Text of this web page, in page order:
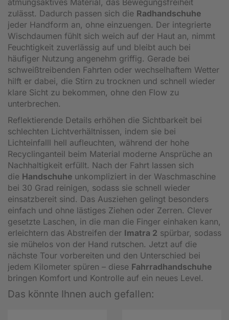
zulässt. Dadurch passen sich die Radhandschuhe
jeder Handform an, ohne einzuengen. Der integrierte
Wischdaumen fühlt sich weich auf der Haut an, nimmt
Feuchtigkeit zuverlässig auf und bleibt auch bei
häufiger Nutzung angenehm griffig. Gerade bei
schweißtreibenden Fahrten oder wechselhaftem Wetter
hilft er dabei, die Stirn zu trocknen und schnell wieder
klare Sicht zu bekommen, ohne den Flow zu
unterbrechen.
Reflektierende Details erhöhen die Sichtbarkeit bei
schlechten Lichtverhältnissen, indem sie bei
Lichteinfalll hell aufleuchten, während der hohe
Recyclinganteil beim Material moderne Ansprüche an
Nachhaltigkeit erfüllt. Nach der Fahrt lassen sich
die Handschuhe unkompliziert in der Waschmaschine
bei 30 Grad reinigen, sodass sie schnell wieder
einsatzbereit sind. Das Ausziehen gelingt besonders
einfach und ohne lästiges Ziehen oder Zerren. Clever
gesetzte Laschen, in die man die Finger einhaken kann,
erleichtern das Abstreifen der Imatra 2 spürbar, sodass
sie mühelos von der Hand rutschen. Jetzt auf die
nächste Tour vorbereiten und den Unterschied bei
jedem Kilometer spüren – diese Fahrradhandschuhe
bringen Komfort und Kontrolle auf ein neues Level.
Das könnte Ihnen auch gefallen: